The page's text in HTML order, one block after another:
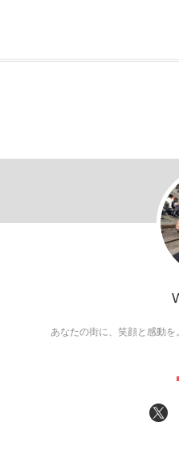
あなたの街に、笑顔と感動